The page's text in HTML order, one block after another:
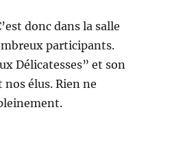
donc dans la salle
participants.
Délicatesses” et son
nos élus. Rien ne